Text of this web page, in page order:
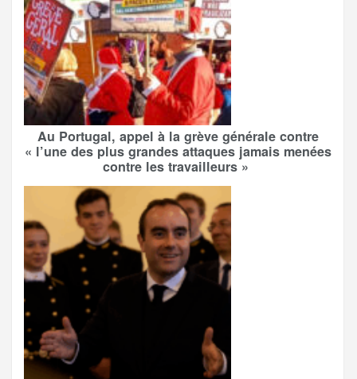
Au Portugal, appel à la grève générale contre
« l’une des plus grandes attaques jamais menées
contre les travailleurs »